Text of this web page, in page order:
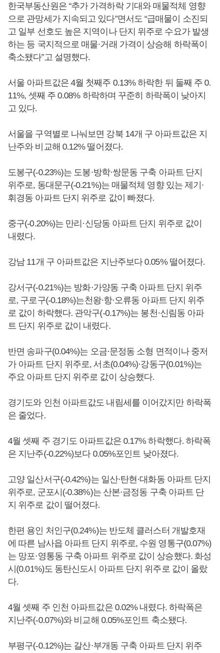
한국부동산원은 “추가 가격하락 기대와 매물적체 영향
으로 관망세가 지속되고 있다”면서도 “급매물이 소진되
고 일부 선호도 높은 지역이나 단지 위주로 수요가 발생
하는 등 국지적으로 매물·거래 가격이 상승해 하락폭이
축소됐다”고 설명했다.
서울 아파트값은 4월 첫째주 0.13% 하락한 뒤 둘째 주 0.
11%, 셋째 주 0.08% 하락하며 꾸준히 하락폭이 낮아지
고 있다.
서울을 구역별로 나눠보면 강북 14개 구 아파트값은 지
난주와 비교해 0.12% 떨어졌다.
도봉구(-0.23%)는 도봉·방학·쌍문동 구축 아파트 단지
위주로, 동대문구(-0.21%)는 매물적체 영향 있는 제기·
휘경동 아파트 단지 위주로 값이 빠졌다.
중구(-0.20%)는 만리·신당동 아파트 단지 위주로 값이
내렸다.
강남 11개 구 아파트값은 지난주보다 0.05% 떨어졌다.
강서구(-0.21%)는 방화·가양동 구축 아파트 단지 위주
로, 구로구(-0.18%)는천왕·항·오류동 아파트 단지 위주
로 값이 하락했다. 관악구(-0.17%)는 봉천·신림동 아파
트 단지 위주로 값이 내렸다.
반면 송파구(0.04%)는 오금·문정동 소형 면적이나 중저
가 아파트 단지 위주로, 서초(0.04%)·강동구(0.01%)는
주요 아파트 단지 위주로 값이 상승했다.
경기도와 인천 아파트값도 내림세를 이어갔지만 하락폭
은 줄었다.
4월 셋째 주 경기도 아파트값은 0.17% 하락했다. 하락폭
은 지난주(-0.22%)보다 0.05%포인트 낮아졌다.
고양 일산서구(-0.42%)는 일산·탄현·대화동 아파트 단지
위주로, 군포시(-0.38%)는 산본·금정동 구축 아파트 단
지 위주로 값이 떨어졌다.
한편 용인 처인구(0.24%)는 반도체 클러스터 개발호재
에 따른 남사읍 아파트 단지 위주로, 수원 영통구(0.07%)
는 망포·영통동 구축 아파트 위주로 값이 상승했다. 화성
시(0.01%)도 동탄신도시 아파트 단지 위주로 값이 올랐
다.
4월 셋째 주 인천 아파트값은 0.02% 내렸다. 하락폭은
지난주(-0.07%)와 비교해 0.05%포인트 축소됐다.
부평구(-0.12%)는 갈산·부개동 구축 아파트 단지 위주